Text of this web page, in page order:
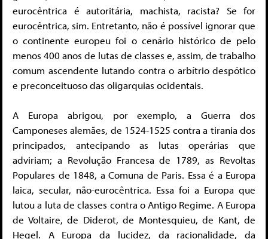
eurocêntrica é autoritária, machista, racista? Se for
eurocêntrica, sim. Entretanto, não é possível ignorar que
o continente europeu foi o cenário histórico de pelo
menos 400 anos de lutas de classes e, assim, de trabalho
comum ascendente lutando contra o arbítrio despótico
e preconceituoso das oligarquias ocidentais.
A Europa abrigou, por exemplo, a Guerra dos
Camponeses alemães, de 1524-1525 contra a tirania dos
principados, antecipando as lutas operárias que
adviriam; a Revolução Francesa de 1789, as Revoltas
Populares de 1848, a Comuna de Paris. Essa é a Europa
laica, secular, não-eurocêntrica. Essa foi a Europa que
lutou a luta de classes contra o Antigo Regime. A Europa
de Voltaire, de Diderot, de Montesquieu, de Kant, de
Hegel. A Europa da lucidez, da racionalidade, da